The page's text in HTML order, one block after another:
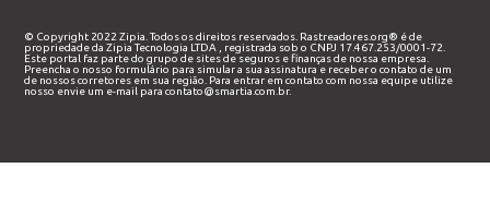
© Copyright 2022 Zipia. Todos os direitos reservados. Rastreadores.org® é de
propriedade daZipia Tecnologia LTDA
, registrada sob o CNPJ 17.467.253/0001-72.
Este portal faz parte do grupo de sites de seguros e finanças de nossa empresa.
Preencha o nosso formulário para simular a sua assinatura e receber o contato de um
de nossos corretores em sua região. Para entrar em contato com nossa equipe utilize
nosso envie um e-mail paracontato@smartia.com.br.